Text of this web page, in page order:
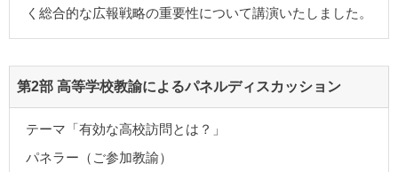
く総合的な広報戦略の重要性について講演いたしました。
第2部 高等学校教諭によるパネルディスカッション
テーマ「有効な高校訪問とは？」
パネラー（ご参加教諭）